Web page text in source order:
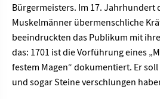
Bürgermeisters. Im 17. Jahrhundert
Muskelmänner übermenschliche
beeindruckten das Publikum mit
das: 1701 ist die Vorführung eines
festem Magen“ dokumentiert. Er
und sogar Steine verschlungen